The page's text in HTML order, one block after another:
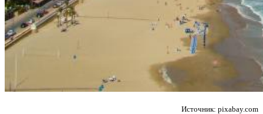
Источник: pixabay.com